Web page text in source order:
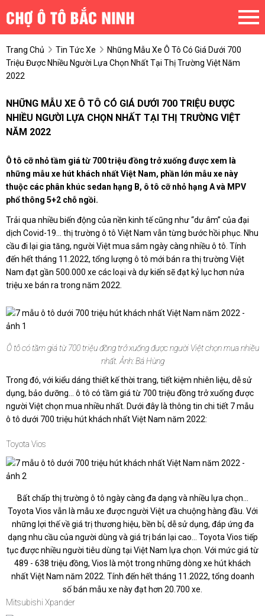
Trang Chủ Tin Tức Xe
Những Mẫu Xe Ô Tô Có Giá Dưới 700
Triệu Được Nhiều Người Lựa Chọn Nhất Tại Thị Trường Việt Năm
2022
NHỮNG MẪU XE Ô TÔ CÓ GIÁ DƯỚI 700 TRIỆU ĐƯỢC
NHIỀU NGƯỜI LỰA CHỌN NHẤT TẠI THỊ TRƯỜNG VIỆT
NĂM 2022
Ô tô cỡ nhỏ tầm giá từ 700 triệu đồng trở xuống được xem là
những mẫu xe hút khách nhất Việt Nam, phần lớn mẫu xe này
thuộc các phân khúc sedan hạng B, ô tô cỡ nhỏ hạng A và MPV
phổ thông 5+2 chỗ ngồi.
Trải qua nhiều biến động của nền kinh tế cũng như “dư âm” của đại
dịch Covid-19... thị trường ô tô Việt Nam vẫn từng bước hồi phục. Nhu
cầu đi lại gia tăng, người Việt mua sắm ngày càng nhiều ô tô. Tính
đến hết tháng 11.2022, tổng lượng ô tô mới bán ra thị trường Việt
Nam đạt gần 500.000 xe các loại và dự kiến sẽ đạt kỷ lục hơn nửa
triệu xe bán ra trong năm 2022.
Ô tô có tầm giá từ 700 triệu đồng trở xuống được người Việt chọn mua nhiều
nhất. Ảnh: Bá Hùng
Trong đó, với kiểu dáng thiết kế thời trang, tiết kiệm nhiên liệu, dễ sử
dụng, bảo dưỡng… ô tô có tầm giá từ 700 triệu đồng trở xuống được
người Việt chọn mua nhiều nhất. Dưới đây là thông tin chi tiết 7 mẫu
ô tô dưới 700 triệu hút khách nhất Việt Nam năm 2022:
Toyota Vios
Bất chấp thị trường ô tô ngày càng đa dạng và nhiều lựa chọn...
Toyota Vios vẫn là mẫu xe được người Việt ưa chuộng hàng đầu. Với
những lợi thế về giá trị thương hiệu, bền bỉ, dễ sử dụng, đáp ứng đa
dạng nhu cầu của người dùng và giá trị bán lại cao... Toyota Vios tiếp
tục được nhiều người tiêu dùng tại Việt Nam lựa chọn. Với mức giá từ
489 - 638 triệu đồng, Vios là một trong những dòng xe hút khách
nhất Việt Nam năm 2022. Tính đến hết tháng 11.2022, tổng doanh
số bán mẫu xe này đạt hơn 20.700 xe.
Mitsubishi Xpander